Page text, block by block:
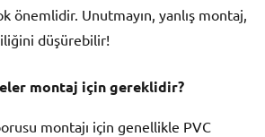
önemlidir. Unutmayın, yanlış montaj,
düşürebilir!
montaj için gereklidir?
montajı için genellikle PVC